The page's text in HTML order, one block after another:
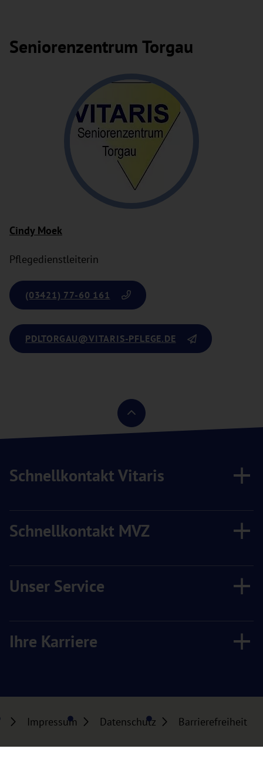
Seniorenzentrum Torgau
Cindy Moek
Pflegedienstleiterin
(03421) 77-60 161
PDLTORGAU@VITARIS-PFLEGE.DE
Schnellkontakt Vitaris
Schnellkontakt MVZ
Unser Service
Ihre Karriere
Impressum Datenschutz Barrierefreiheit